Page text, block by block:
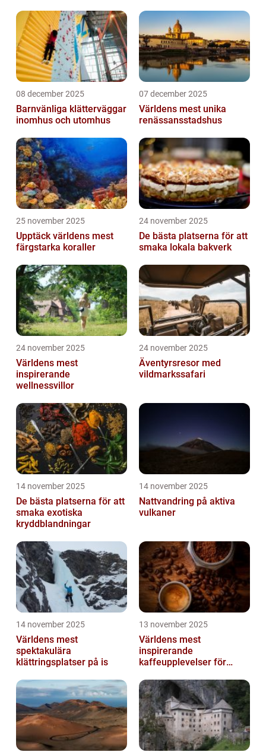
08 december 2025
Barnvänliga klätterväggar
inomhus och utomhus
07 december 2025
Världens mest unika
renässansstadshus
25 november 2025
Upptäck världens mest
färgstarka koraller
24 november 2025
De bästa platserna för att
smaka lokala bakverk
24 november 2025
Världens mest
inspirerande
wellnessvillor
24 november 2025
Äventyrsresor med
vildmarkssafari
14 november 2025
De bästa platserna för att
smaka exotiska
kryddblandningar
14 november 2025
Nattvandring på aktiva
vulkaner
14 november 2025
Världens mest
spektakulära
klättringsplatser på is
13 november 2025
Världens mest
inspirerande
kaffeupplevelser för